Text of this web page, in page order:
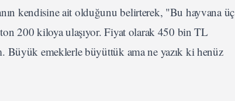
kendisine ait olduğunu belirterek, "Bu hayvana üç
ton 200 kiloya ulaşıyor. Fiyat olarak 450 bin TL
emeklerle büyüttük ama ne yazık ki henüz